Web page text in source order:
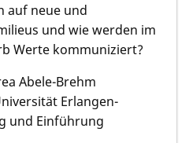
auf neue und
und wie werden im
Werte kommuniziert?
Abele-Brehm
Erlangen-
und Einführung